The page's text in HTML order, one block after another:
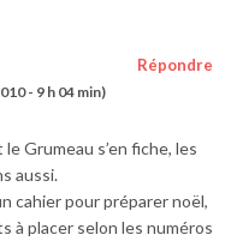
- 9 h 04 min)
Répondre
Grumeau s’en fiche, les
aussi.
cahier pour préparer noël,
à placer selon les numéros